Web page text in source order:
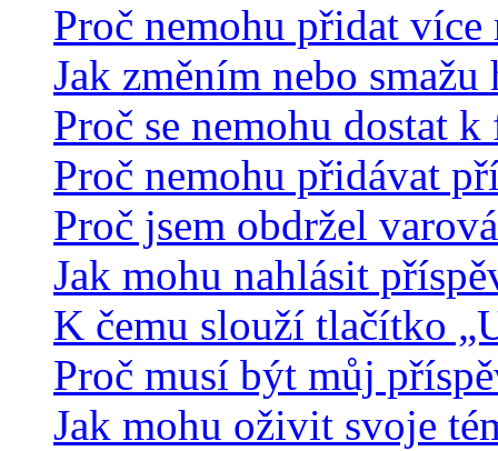
Proč nemohu přidat
Jak změním nebo smažu
Proč se nemohu dostat k
Proč nemohu přidávat
Proč jsem obdržel
Jak mohu nahlásit
K čemu slouží tlačítko
Proč musí být můj
Jak mohu oživit svoje